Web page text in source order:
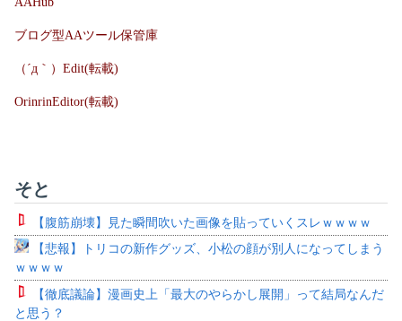
ブログ型AAツール保管庫
（´д｀）Edit(転載)
OrinrinEditor(転載)
そと
【腹筋崩壊】見た瞬間吹いた画像を貼っていくスレｗｗｗｗ
【悲報】トリコの新作グッズ、小松の顔が別人になってしまう
ｗｗｗｗ
【徹底議論】漫画史上「最大のやらかし展開」って結局なんだ
と思う？